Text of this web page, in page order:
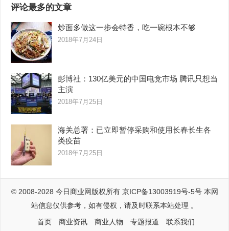
评论最多的文章
炒面多做这一步会特香，吃一碗根本不够
2018年7月24日
彭博社：130亿美元的中国电竞市场 腾讯只想当
主演
2018年7月25日
海关总署：已立即暂停采购和使用长春长生各
类疫苗
2018年7月25日
© 2008-2028 今日商业网版权所有 京ICP备13003919号-5号本网
站信息仅供参考，如有侵权，请及时联系本站处理 。
首页
商业资讯 商业人物 专题报道 联系我们